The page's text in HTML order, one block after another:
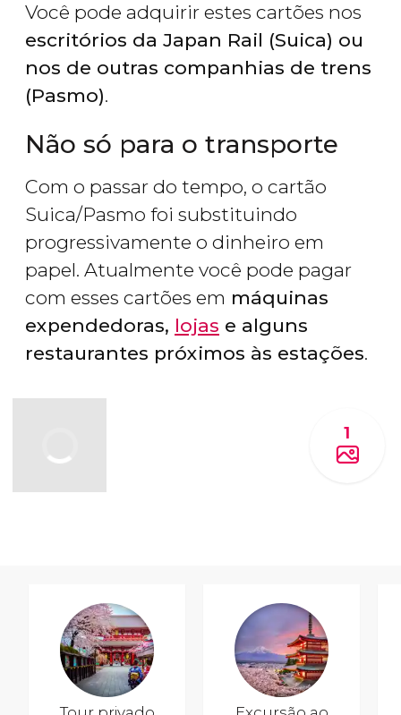
Você pode adquirir estes cartões nos
escritórios da Japan Rail (Suica) ou
nos de outras companhias de trens
(Pasmo).
Não só para o transporte
Com o passar do tempo, o cartão
Suica/Pasmo foi substituindo
progressivamente o dinheiro em
papel. Atualmente você pode pagar
com esses cartões em máquinas
expendedoras, lojas e alguns
restaurantes próximos às estações.
1